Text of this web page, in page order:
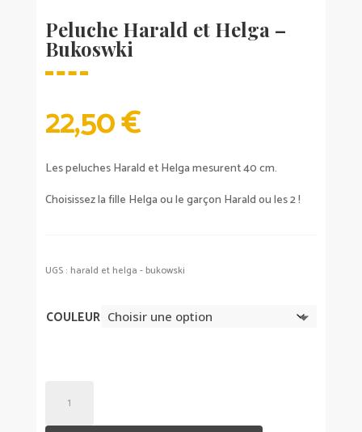
Peluche Harald et Helga –
Bukoswki
22,50€
Les peluches Harald et Helga mesurent 40 cm.
Choisissez la fille Helga ou le garçon Harald ou les 2 !
UGS : harald et helga - bukowski
COULEUR